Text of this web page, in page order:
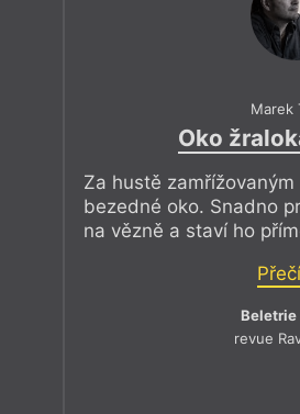
Marek
Oko
Za hustě
bezedné oko. Snadno
na vězně a staví ho
Beletrie
revue